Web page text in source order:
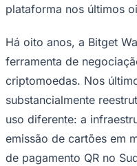
plataforma nos últimos
Há oito anos, a Bitget
ferramenta de
criptomoedas. Nos
substancialmente
uso diferente: a
emissão de cartões em
de pagamento QR no